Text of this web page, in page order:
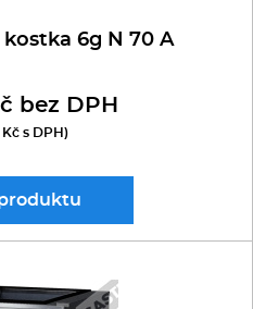
6g N 70 A
bez DPH
Kč s DPH)